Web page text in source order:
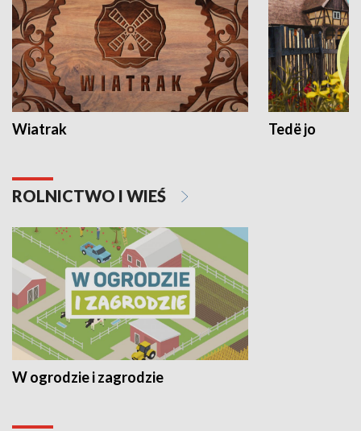
Wiatrak Tedë jo
ROLNICTWO I WIEŚ
W ogrodzie i zagrodzie